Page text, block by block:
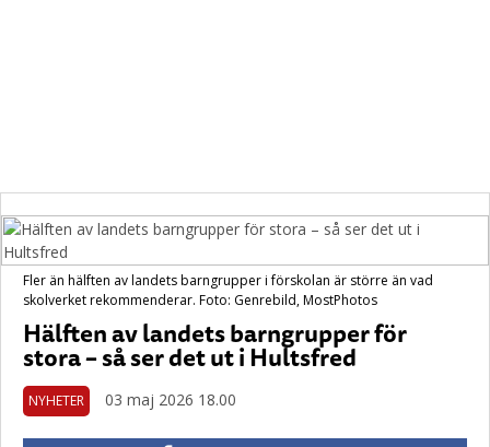
Fler än hälften av landets barngrupper i förskolan är större än vad
skolverket rekommenderar. Foto: Genrebild, MostPhotos
Hälften av landets barngrupper för
stora – så ser det ut i Hultsfred
NYHETER 03 maj 2026 18.00